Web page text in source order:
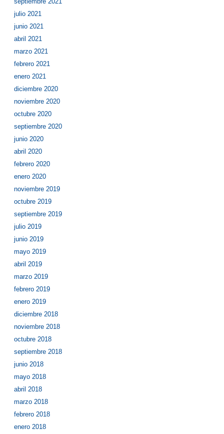
julio 2021
junio 2021
abril 2021
marzo 2021
febrero 2021
enero 2021
diciembre 2020
noviembre 2020
octubre 2020
septiembre 2020
junio 2020
abril 2020
febrero 2020
enero 2020
noviembre 2019
octubre 2019
septiembre 2019
julio 2019
junio 2019
mayo 2019
abril 2019
marzo 2019
febrero 2019
enero 2019
diciembre 2018
noviembre 2018
octubre 2018
septiembre 2018
junio 2018
mayo 2018
abril 2018
marzo 2018
febrero 2018
enero 2018